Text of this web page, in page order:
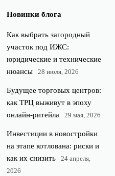
Новинки блога
Как выбрать загородный
участок под ИЖС:
юридические и технические
нюансы
28 июля, 2026
Будущее торговых центров:
как ТРЦ выживут в эпоху
онлайн-ритейла
29 мая, 2026
Инвестиции в новостройки
на этапе котлована: риски и
как их снизить
24 апреля,
2026